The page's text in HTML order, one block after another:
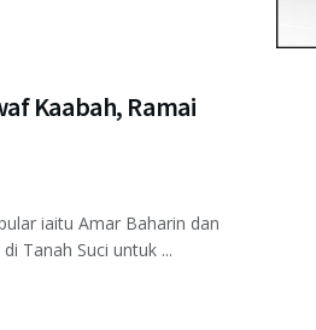
Kaabah, Ramai
iaitu Amar Baharin dan
Tanah Suci untuk ...